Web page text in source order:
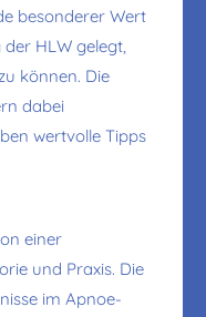
besonderer Wert
HLW gelegt,
können. Die
dabei
wertvolle Tipps
einer
und Praxis. Die
im Apnoe-